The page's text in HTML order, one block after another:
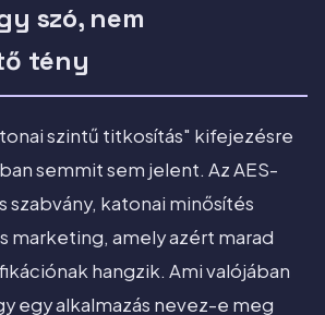
szó, nem
tény
szintű titkosítás" kifejezésre
semmit sem jelent. Az AES-
szabvány, katonai minősítés
marketing, amely azért marad
hangzik. Ami valójában
egy alkalmazás nevez-e meg